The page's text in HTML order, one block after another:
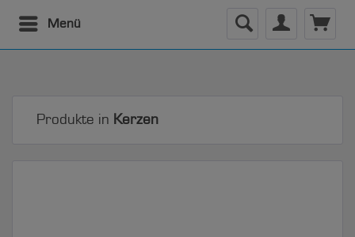
Menü
Produkte in Kerzen